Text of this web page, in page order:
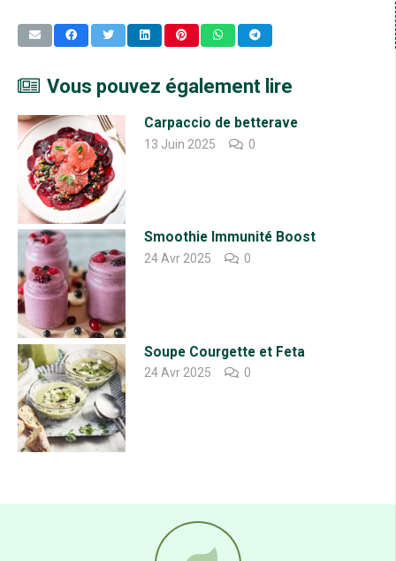
Vous pouvez également lire
Carpaccio de betterave
13 Juin 2025 0
Smoothie Immunité Boost
24 Avr 2025 0
Soupe Courgette et Feta
24 Avr 2025 0